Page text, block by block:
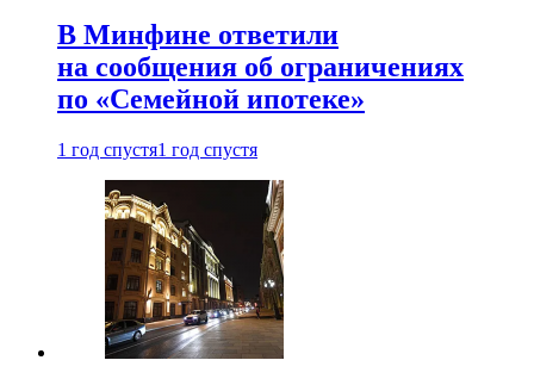
В Минфине ответили
на сообщения об ограничениях
по «Семейной ипотеке»
1 год спустя1 год спустя